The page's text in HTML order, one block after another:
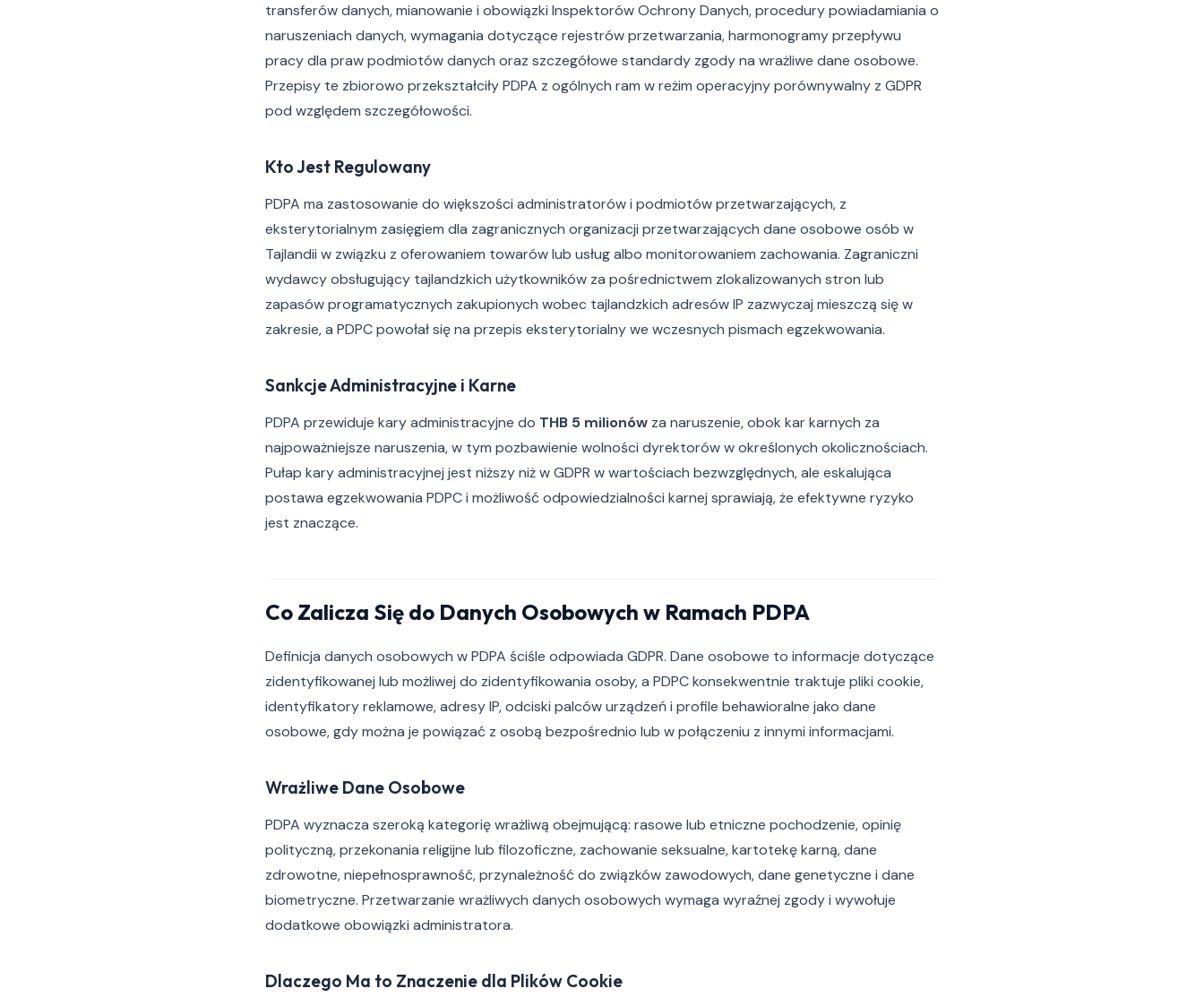
transferów danych, mianowanie i obowiązki Inspektorów Ochrony Danych, procedury powiadamiania o
naruszeniach danych, wymagania dotyczące rejestrów przetwarzania, harmonogramy przepływu
pracy dla praw podmiotów danych oraz szczegółowe standardy zgody na wrażliwe dane osobowe.
Przepisy te zbiorowo przekształciły PDPA z ogólnych ram w reżim operacyjny porównywalny z GDPR
pod względem szczegółowości.
Kto Jest Regulowany
PDPA ma zastosowanie do większości administratorów i podmiotów przetwarzających, z
eksterytorialnym zasięgiem dla zagranicznych organizacji przetwarzających dane osobowe osób w
Tajlandii w związku z oferowaniem towarów lub usług albo monitorowaniem zachowania. Zagraniczni
wydawcy obsługujący tajlandzkich użytkowników za pośrednictwem zlokalizowanych stron lub
zapasów programatycznych zakupionych wobec tajlandzkich adresów IP zazwyczaj mieszczą się w
zakresie, a PDPC powołał się na przepis eksterytorialny we wczesnych pismach egzekwowania.
Sankcje Administracyjne i Karne
PDPA przewiduje kary administracyjne do THB 5 milionów za naruszenie, obok kar karnych za
najpoważniejsze naruszenia, w tym pozbawienie wolności dyrektorów w określonych okolicznościach.
Pułap kary administracyjnej jest niższy niż w GDPR w wartościach bezwzględnych, ale eskalująca
postawa egzekwowania PDPC i możliwość odpowiedzialności karnej sprawiają, że efektywne ryzyko
jest znaczące.
Co Zalicza Się do Danych Osobowych w Ramach PDPA
Definicja danych osobowych w PDPA ściśle odpowiada GDPR. Dane osobowe to informacje dotyczące
zidentyfikowanej lub możliwej do zidentyfikowania osoby, a PDPC konsekwentnie traktuje pliki cookie,
identyfikatory reklamowe, adresy IP, odciski palców urządzeń i profile behawioralne jako dane
osobowe, gdy można je powiązać z osobą bezpośrednio lub w połączeniu z innymi informacjami.
Wrażliwe Dane Osobowe
PDPA wyznacza szeroką kategorię wrażliwą obejmującą: rasowe lub etniczne pochodzenie, opinię
polityczną, przekonania religijne lub filozoficzne, zachowanie seksualne, kartotekę karną, dane
zdrowotne, niepełnosprawność, przynależność do związków zawodowych, dane genetyczne i dane
biometryczne. Przetwarzanie wrażliwych danych osobowych wymaga wyraźnej zgody i wywołuje
dodatkowe obowiązki administratora.
Dlaczego Ma to Znaczenie dla Plików Cookie